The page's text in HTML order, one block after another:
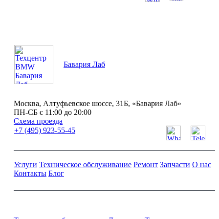
Бавария Лаб
Москва, Алтуфьевское шоссе, 31Б, «Бавария Лаб»
ПН-СБ с 11:00 до 20:00
Схема проезда
+7 (495) 923-55-45
Услуги Техническое обслуживание Ремонт Запчасти О нас
Контакты Блог